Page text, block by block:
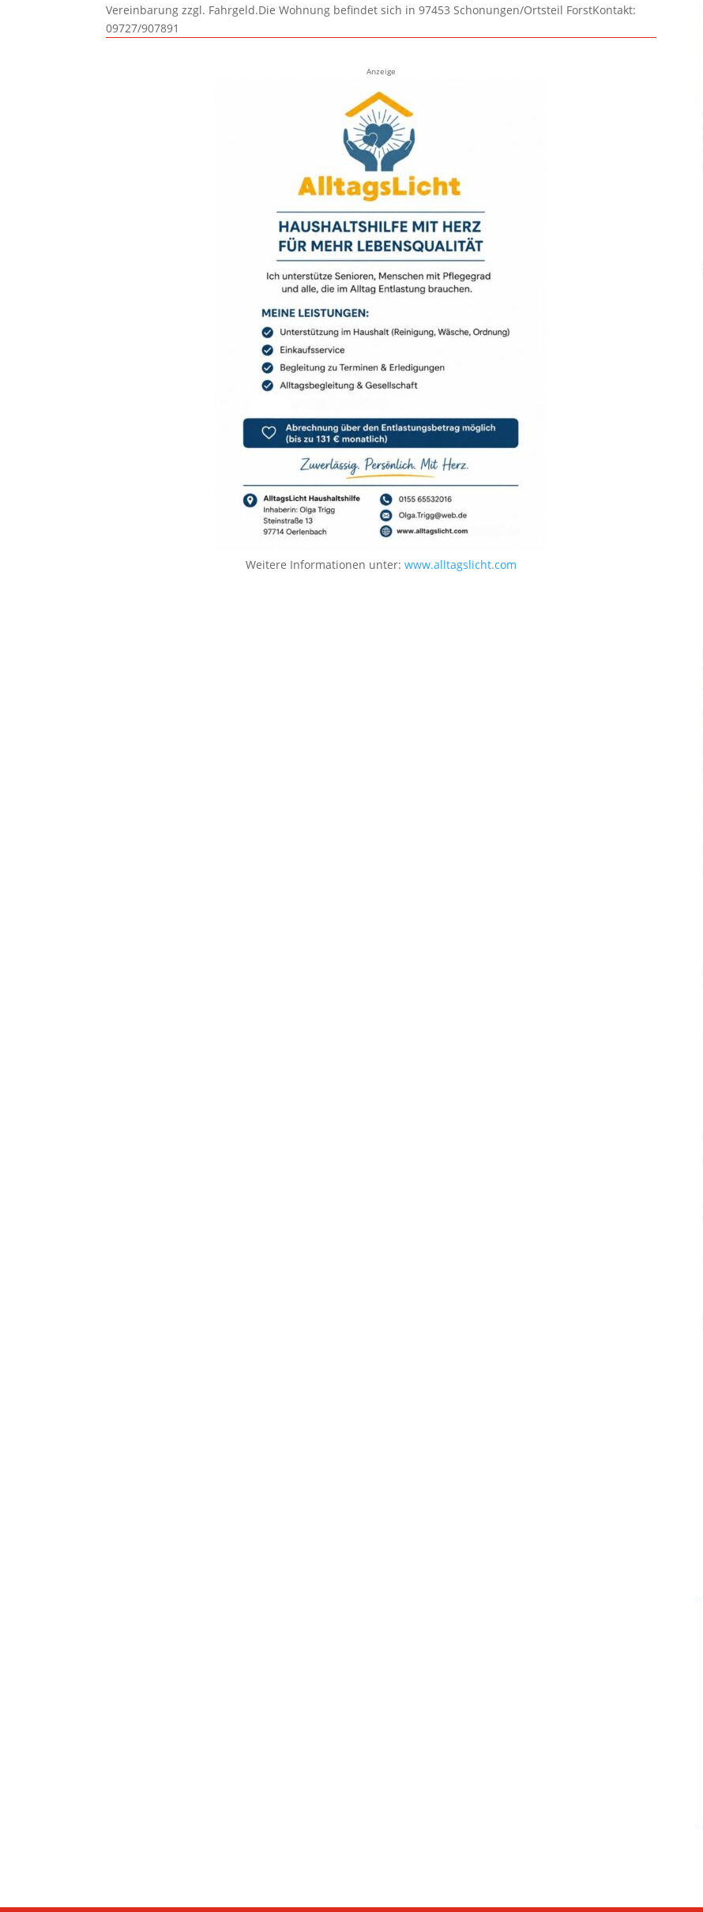
Vereinbarung zzgl. Fahrgeld.Die Wohnung befindet sich in 97453 Schonungen/Ortsteil ForstKontakt:
09727/907891
Anzeige
Weitere Informationen unter:www.alltagslicht.com